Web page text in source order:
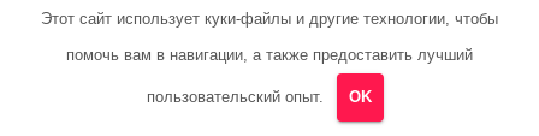
Этот сайт использует куки-файлы и другие технологии, чтобы
помочь вам в навигации, а также предоставить лучший
пользовательский опыт. OK